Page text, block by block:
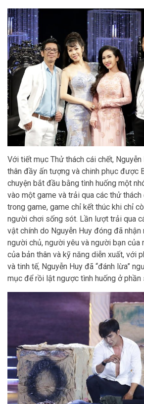
Với tiết mục Thử thách cái chết,
thân đầy ấn tượng và chinh phục được
chuyện bắt đầu bằng tình huống một
vào một game và trải qua các thử
trong game, game chỉ kết thúc khi chỉ
người chơi sống sót. Lần lượt trải qua
vật chính do Nguyễn Huy đóng đã
người chủ, người yêu và người bạn của
của bản thân và kỹ năng diễn xuất, với
và tinh tế, Nguyễn Huy đã “đánh lừa”
mục để rồi lật ngược tình huống ở phần